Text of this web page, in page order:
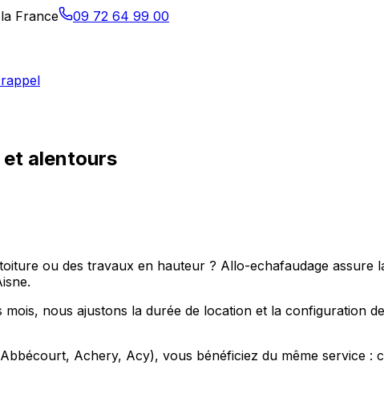
France 09 72 64 99 00
et alentours
ou des travaux en hauteur ? Allo-echafaudage assure
nous ajustons la durée de location et la configuration
Achery, Acy), vous bénéficiez du même service :